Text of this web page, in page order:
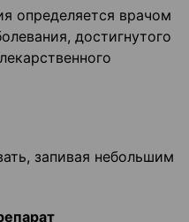
определяется врачом
достигнутого
запивая небольшим